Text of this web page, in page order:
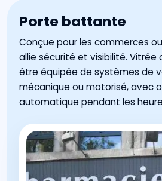
Porte battante
Conçue pour les commerces
allie sécurité et visibilité. Vitrée
être équipée de systèmes de
mécanique ou motorisé, avec
automatique pendant les